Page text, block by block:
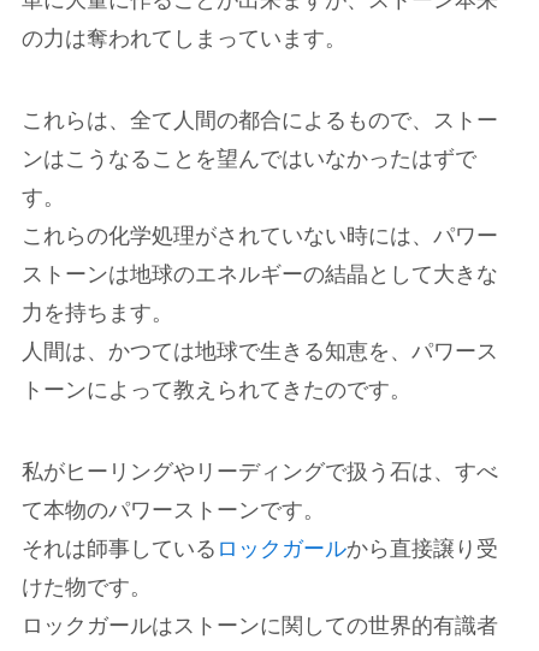
の力は奪われてしまっています。
これらは、全て人間の都合によるもので、ストー
ンはこうなることを望んではいなかったはずで
す。
これらの化学処理がされていない時には、パワー
ストーンは地球のエネルギーの結晶として大きな
力を持ちます。
人間は、かつては地球で生きる知恵を、パワース
トーンによって教えられてきたのです。
私がヒーリングやリーディングで扱う石は、すべ
て本物のパワーストーンです。
それは師事している ロックガールから直接譲り受
けた物です。
ロックガールはストーンに関しての世界的有識者